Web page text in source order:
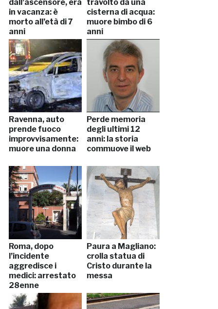
dall’ascensore, era
in vacanza: è
morto all’età di 7
anni
travolto da una
cisterna di acqua:
muore bimbo di 6
anni
Ravenna, auto
prende fuoco
improvvisamente:
muore una donna
Perde memoria
degli ultimi 12
anni: la storia
commuove il web
Roma, dopo
l’incidente
aggredisce i
medici: arrestato
28enne
Paura a Magliano:
crolla statua di
Cristo durante la
messa